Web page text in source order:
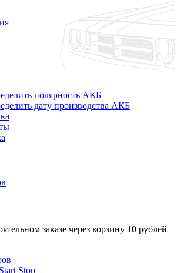
полярность АКБ
дату производства АКБ
заказе через корзину 10 рублей
Stop